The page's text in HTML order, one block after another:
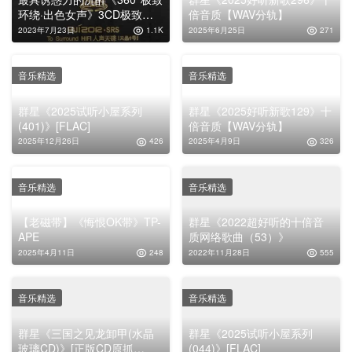
环绕·出色女声》3CD极致环
绕音响车载专辑
2023年7月23日 1.1K
倍音质【WAV分轨】
2025年6月25日 271
群星《2025试听小屋系列
(401)》[FLAC]
2025年12月26日 426
音乐精选
群星《2025好听新歌129》十
倍音质【WAV分轨】
2025年4月9日 326
音乐精选
【老磁带】《悔恨OK带》TP-
APE
2025年4月11日 248
音乐精选
群星《2022超好听的十倍音
质网络歌曲（53）》
2022年11月28日 555
音乐精选
群星《三国之见龙卸甲(水晶
玻璃CD)》[正版CD原抓
音乐精选
群星《2025试听小屋系列
(044)》[FLAC]
音乐精选